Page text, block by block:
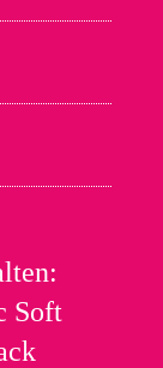
Soft